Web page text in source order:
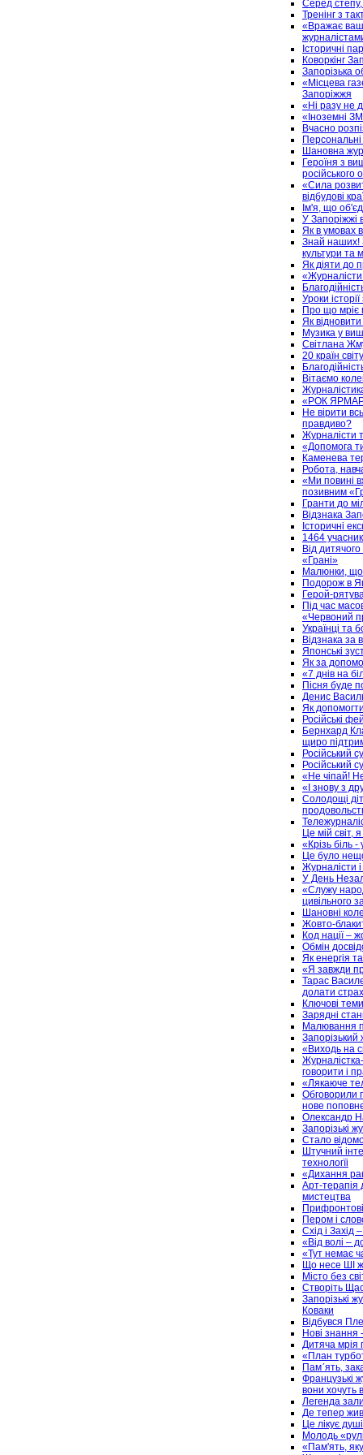
Серед степу,
Тренінг з
«Вражає
Історичні
Коворкінг
Запорізька
«Місцева
Запоріжжя
«Ні разу не
«Іноземні
Вчасно
Персональні
Шановна
Героїня з
російського
«Сила
відбудові
Ім'я, що
У Запоріжжі
Як в умовах
Знай наших!
культури та
Як діяти до
Уроки
Про що
Як
Музика у
Світлана
20 країн
Вітаємо
«РОК
Не вірити
правдиво?
Журналісти
«Допомога
Каменева
Робота,
«Ми повині
позивним
Гранти до
Відзнака
Історичні
1464
Від
«Грані»
Малюнки, що
Подорож в
Герой-
Під час
«Червоний
Українці та
Відзнака за
Японські
Як за
«7 днів на
Пісня буде
Денис
Як
Російські
Бернхард
щиро
Російський
Російський
«Не чіпай!
«І знову з
Солодощі
Це мій
«Крізь біль -
Це було
Журналісти і
У День
«Служу
цивільного
Шановні
Жовто-
Код нації –
Обмін
Як енергія
«Я завжди
Тарас
долати
Ключові
Зарядні
Малювання
Запорізький
«Виходь на
говорити і
«Лякаюче
Обговорили
нове
Олександр
Запорізькі
Стало
Штучний
технологїі
«Дихання
Арт-терапія
мистецтва
Пером і
Схід і Захід
«Від волі –
«Тут немає
Що несе ШІ
Місто без
Створіть
Запорізькі
Коваки
Відбувся
Нові знання
Дитяча мрія
«План
Пам´ять,
Французькі
вони хочуть
Легенда
Де тепер
Це лікує
Молодь
«Пам'ять,